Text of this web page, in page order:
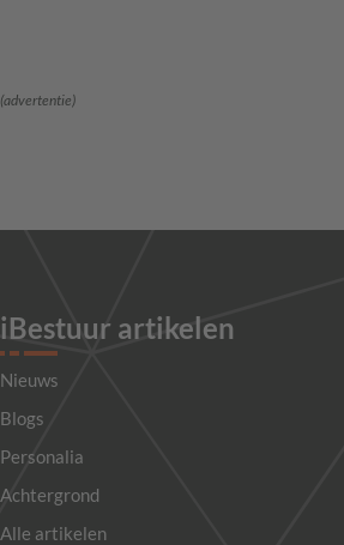
(advertentie)
iBestuur artikelen
Nieuws
Blogs
Personalia
Achtergrond
Alle artikelen